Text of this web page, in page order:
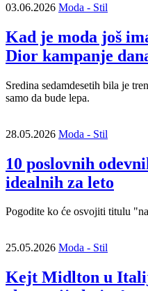
03.06.2026 Moda - Stil
Kad je moda još
Dior kampanje
Sredina sedamdesetih bila je
samo da bude lepa.
28.05.2026 Moda - Stil
10 poslovnih
idealnih za leto
Pogodite ko će osvojiti titulu
25.05.2026 Moda - Stil
Kejt Midlton u